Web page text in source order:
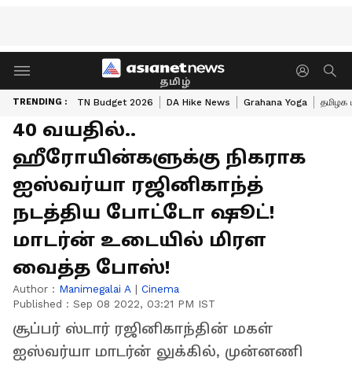
தமிழ்
TRENDING : TN Budget 2026 DA Hike News Grahana Yoga தமிழக
40 வயதில்..
ஹீரோயின்களுக்கு நிகராக
ஐஸ்வர்யா ரஜினிகாந்த்
நடத்திய போட்டோ ஷூட்!
மாடர்ன் உடையில் மிரள
வைத்த போஸ்!
Author : Manimegalai A | Cinema
Published : Sep 08 2022, 03:21 PM IST
சூப்பர் ஸ்டார் ரஜினிகாந்தின் மகள்
ஐஸ்வர்யா மாடர்ன் லுக்கில், முன்னணி